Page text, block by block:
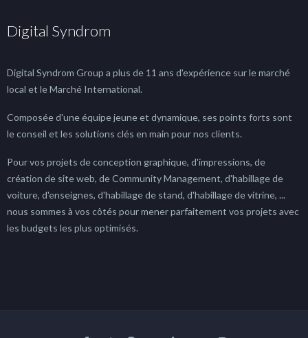
Digital Syndrom
Digital Syndrom Group a plus de 11 ans d'expérience sur le marché
local et le Marché International.
Composée d'une équipe jeune et dynamique, ses points forts sont
le conseil et les solutions clés en main pour nos clients.
Pour vos projets de conception graphique, d'impressions, de
création de site web, de Community Management, d'habillage de
voiture, d'enseignes, d'habillage de stand, d'habillage de vitrine, ...
nous sommes à vos côtés pour mener parfaitement vos projets avec
les budgets les plus optimisés.